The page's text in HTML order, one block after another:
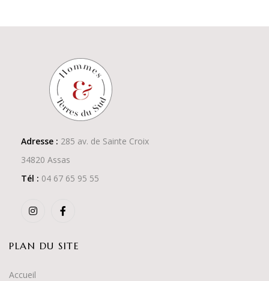
Adresse : 285 av. de Sainte Croix
34820 Assas
Tél : 04 67 65 95 55
PLAN DU SITE
Accueil